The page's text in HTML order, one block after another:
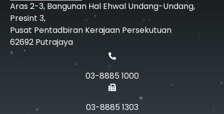
Aras 2-3, Bangunan Hal Ehwal Undang-Undang,
Presint 3,
Pusat Pentadbiran Kerajaan Persekutuan
62692 Putrajaya
03-8885 1000
03-8885 1303